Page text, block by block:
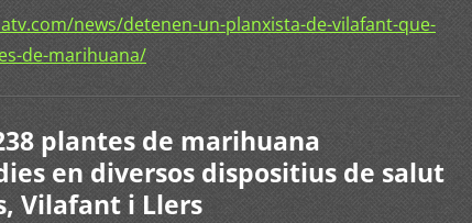
news/detenen-un-planxista-de-vilafant-que-
de-marihuana/
plantes de marihuana
en diversos dispositius de salut
Vilafant i Llers